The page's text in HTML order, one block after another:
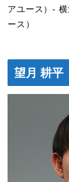
アユース）-
ース）
望月 耕平